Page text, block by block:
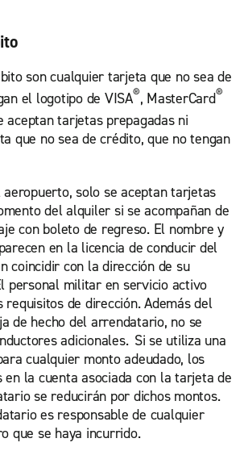
son cualquier tarjeta que no sea de
el logotipo de VISA®, MasterCard®
aceptan tarjetas prepagadas ni
que no sea de crédito, que no tengan
aeropuerto, solo se aceptan tarjetas
del alquiler si se acompañan de
con boleto de regreso. El nombre y
en la licencia de conducir del
coincidir con la dirección de su
personal militar en servicio activo
de dirección. Además del
de hecho del arrendatario, no se
adicionales. Si se utiliza una
cualquier monto adeudado, los
en la cuenta asociada con la tarjeta de
se reducirán por dichos montos.
es responsable de cualquier
que se haya incurrido.